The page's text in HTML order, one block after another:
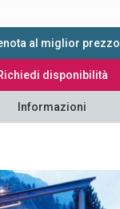
al miglior prezzo
disponibilità
Informazioni